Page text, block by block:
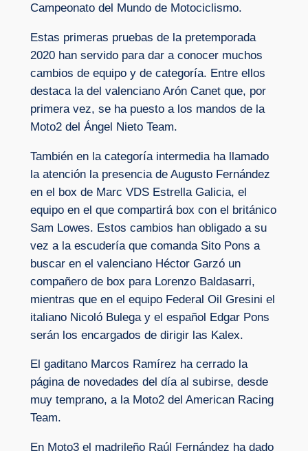
Campeonato del Mundo de Motociclismo.
Estas primeras pruebas de la pretemporada
2020 han servido para dar a conocer muchos
cambios de equipo y de categoría. Entre ellos
destaca la del valenciano Arón Canet que, por
primera vez, se ha puesto a los mandos de la
Moto2 del Ángel Nieto Team.
También en la categoría intermedia ha llamado
la atención la presencia de Augusto Fernández
en el box de Marc VDS Estrella Galicia, el
equipo en el que compartirá box con el británico
Sam Lowes. Estos cambios han obligado a su
vez a la escudería que comanda Sito Pons a
buscar en el valenciano Héctor Garzó un
compañero de box para Lorenzo Baldasarri,
mientras que en el equipo Federal Oil Gresini el
italiano Nicoló Bulega y el español Edgar Pons
serán los encargados de dirigir las Kalex.
El gaditano Marcos Ramírez ha cerrado la
página de novedades del día al subirse, desde
muy temprano, a la Moto2 del American Racing
Team.
En Moto3 el madrileño Raúl Fernández ha dado